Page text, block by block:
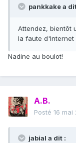
pankkake a
Attendez, bientôt
la faute d'Internet
Nadine au boulot!
A.B.
Posté 16 mai
jabial a dit :